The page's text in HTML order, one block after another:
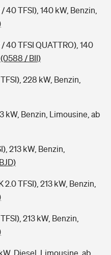
40 TFSI), 140 kW, Benzin,
40 TFSI QUATTRO), 140
(0588 / BII)
228 kW, Benzin,
kW, Benzin, Limousine, ab
213 kW, Benzin,
TFSI), 213 kW, Benzin,
213 kW, Benzin,
Diesel, Limousine, ab